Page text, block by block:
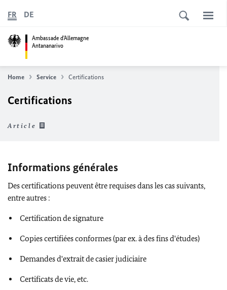
Ambassade d'Allemagne
Antananarivo
FR DE
Home Service Certifications
Certifications
Article
Informations générales
Des certifications peuvent être requises dans les cas suivants,
entre autres :
Certification de signature
Copies certifiées conformes (par ex. à des fins d'études)
Demandes d'extrait de casier judiciaire
Certificats de vie, etc.